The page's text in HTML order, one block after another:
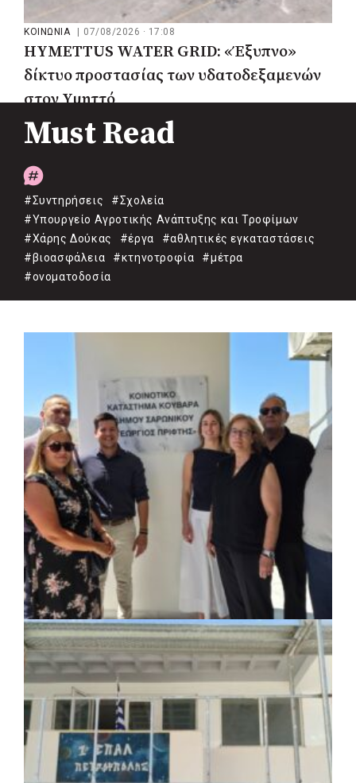
ΚΟΙΝΩΝΙΑ 07/08/2026 · 17:08
HYMETTUS WATER GRID: «Έξυπνο»
δίκτυο προστασίας των υδατοδεξαμενών
στον Υμηττό
Must Read
#Συντηρήσεις
#Σχολεία
#Υπουργείο Αγροτικής Ανάπτυξης και Τροφίμων
#Χάρης Δούκας
#έργα
#αθλητικές εγκαταστάσεις
#βιοασφάλεια
#κτηνοτροφία
#μέτρα
#ονοματοδοσία
ΚΟΙΝΩΝΙΑ | 07/08/2026 · 18:01
Το Δημοτικό Κατάστημα Κουβαρά φέρει
πλέον το όνομα «Γεώργιος Πρίφτης»